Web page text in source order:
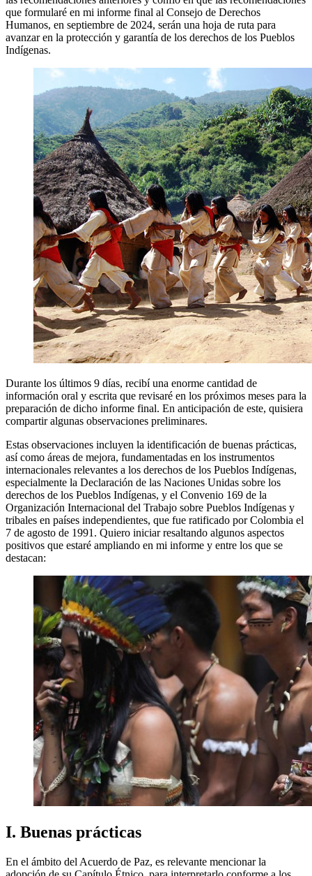
que formularé en mi informe final al Consejo de Derechos
Humanos, en septiembre de 2024, serán una hoja de ruta para
avanzar en la protección y garantía de los derechos de los Pueblos
Indígenas.
Durante los últimos 9 días, recibí una enorme cantidad de
información oral y escrita que revisaré en los próximos meses para la
preparación de dicho informe final. En anticipación de este, quisiera
compartir algunas observaciones preliminares.
Estas observaciones incluyen la identificación de buenas prácticas,
así como áreas de mejora, fundamentadas en los instrumentos
internacionales relevantes a los derechos de los Pueblos Indígenas,
especialmente la Declaración de las Naciones Unidas sobre los
derechos de los Pueblos Indígenas, y el Convenio 169 de la
Organización Internacional del Trabajo sobre Pueblos Indígenas y
tribales en países independientes, que fue ratificado por Colombia el
7 de agosto de 1991. Quiero iniciar resaltando algunos aspectos
positivos que estaré ampliando en mi informe y entre los que se
destacan:
I. Buenas prácticas
En el ámbito del Acuerdo de Paz, es relevante mencionar la